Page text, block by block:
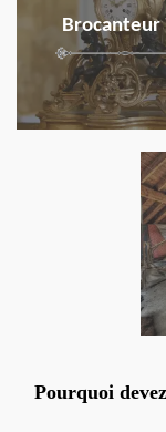
Brocanteur
Pourquoi